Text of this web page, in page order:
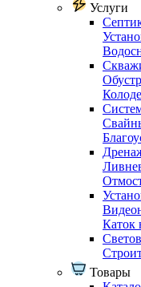
Услуги
Каток
Товары